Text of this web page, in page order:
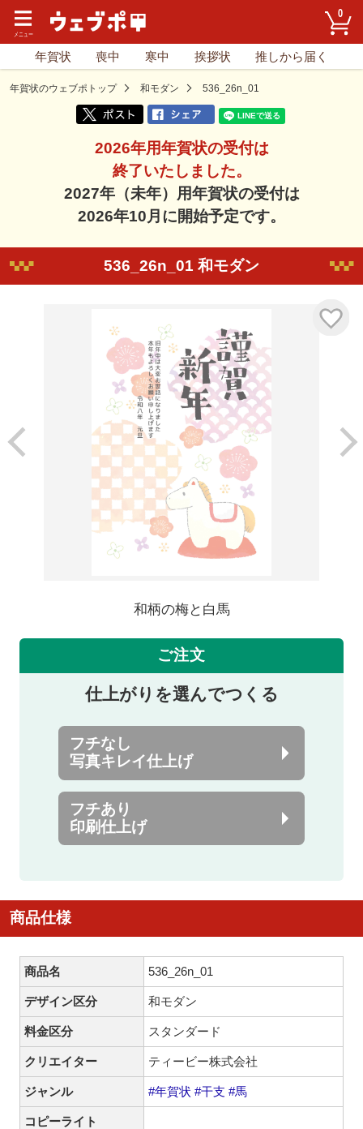
0
年賀状 喪中 寒中 挨拶状 推しから届く
年賀状のウェブポトップ 和モダン 536_26n_01
2026年用年賀状の受付は
終了いたしました。
2027年（未年）用年賀状の受付は
2026年10月に開始予定です。
536_26n_01 和モダン
和柄の梅と白馬
ご注文
仕上がりを選んでつくる
フチなし
写真キレイ仕上げ
フチあり
印刷仕上げ
商品仕様
商品名 536_26n_01
デザイン区分 和モダン
料金区分 スタンダード
クリエイター ティービー株式会社
ジャンル #年賀状 #干支 #馬
コピーライト